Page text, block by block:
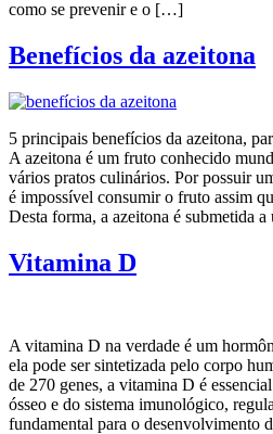
como se prevenir e o […]
Benefícios da azeitona
5 principais benefícios da azeitona,
A azeitona é um fruto conhecido
vários pratos culinários. Por possuir
é impossível consumir o fruto assim
Desta forma, a azeitona é submetida
Vitamina D
A vitamina D na verdade é um
ela pode ser sintetizada pelo corpo
de 270 genes, a vitamina D é
ósseo e do sistema imunológico,
fundamental para o